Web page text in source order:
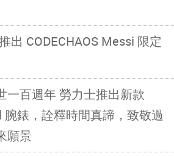
出 CODECHAOS Messi 限定
一百週年 勞力士推出新款
錶，詮釋時間真諦，致敬過
願景